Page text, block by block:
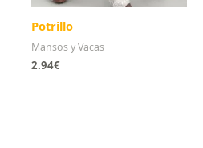
Potrillo
Mansos y Vacas
2.94€